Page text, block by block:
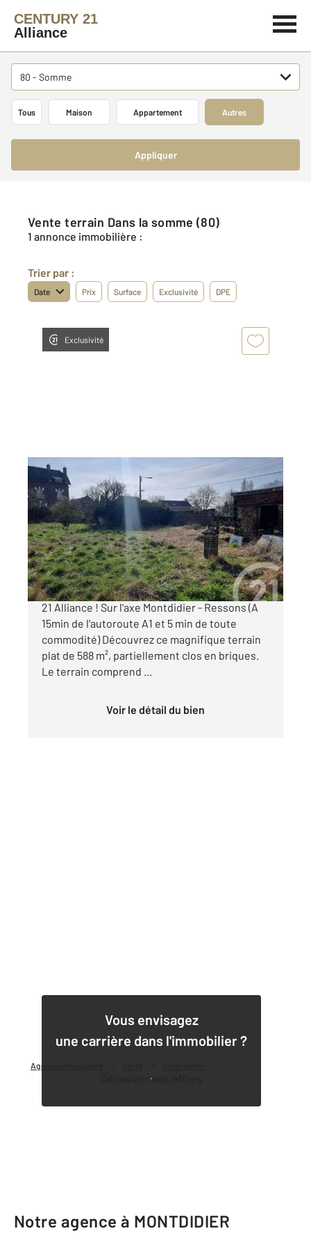
CENTURY 21
Alliance
80 - Somme
Tous Maison Appartement Autres
Appliquer
Agence immobilière
Vente terrain Dans la somme (80)
1 annonce immobilière :
Trier par :
Date Prix Surface Exclusivité DPE
Exclusivité
ASSAINVILLERS 80
588 m2
Ref : 318
Terrain à vendre
41 000 €
EN EXCLUSIVITE dans notre agence CENTURY
21 Alliance ! Sur l'axe Montdidier - Ressons (A
15min de l'autoroute A1 et 5 min de toute
commodité) Découvrez ce magnifique terrain
plat de 588 m², partiellement clos en briques.
Le terrain comprend ...
Voir le détail du bien
Vous envisagez
une carrière dans l'immobilier ?
Découvrir nos offres
Notre agence à MONTDIDIER